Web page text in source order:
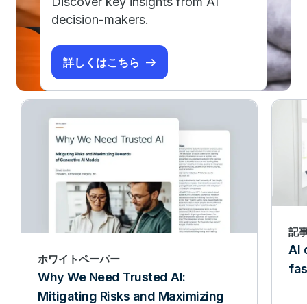
decision-makers.
詳しくはこちら
ホワイトペーパー
Why We Need Trusted AI:
Mitigating Risks and Maximizing
記
AI